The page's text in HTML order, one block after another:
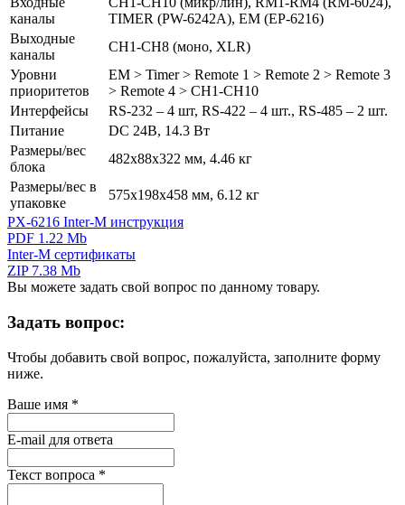
каналы
TIMER (PW-6242A), EM (EP-6216)
Выходные
каналы
CH1-CH8 (моно, XLR)
Уровни
приоритетов
EM > Timer > Remote 1 > Remote 2 > Remote 3
> Remote 4 > CH1-CH10
Интерфейсы
RS-232 – 4 шт, RS-422 – 4 шт., RS-485 – 2 шт.
Питание
DC 24В, 14.3 Вт
Размеры/вес
блока
482х88х322 мм, 4.46 кг
Размеры/вес в
упаковке
575х198х458 мм, 6.12 кг
PX-6216 Inter-M инструкция
PDF 1.22 Mb
Inter-M сертификаты
ZIP 7.38 Mb
Вы можете задать свой вопрос по данному товару.
Задать вопрос:
Чтобы добавить свой вопрос, пожалуйста, заполните форму
ниже.
Ваше имя *
E-mail для ответа
Текст вопроса *